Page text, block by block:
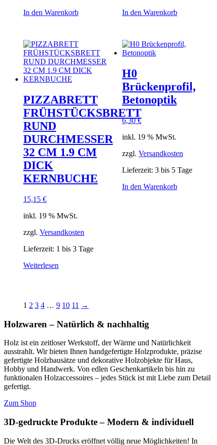
In den Warenkorb In den Warenkorb
PIZZABRETT
FRÜHSTÜCKSBRETT
RUND
DURCHMESSER
32 CM 1.9 CM
DICK
KERNBUCHE
15,15 €
inkl. 19 % MwSt.
zzgl. Versandkosten
Lieferzeit: 1 bis 3 Tage
Weiterlesen
H0
Brückenprofil,
Betonoptik
6,30€
inkl. 19 % MwSt.
zzgl. Versandkosten
Lieferzeit: 3 bis 5 Tage
In den Warenkorb
1 2 3 4 … 9 10 11 →
Holzwaren – Natürlich & nachhaltig
Holz ist ein zeitloser Werkstoff, der Wärme und Natürlichkeit
ausstrahlt. Wir bieten Ihnen handgefertigte Holzprodukte, präzise
gefertigte Holzbausätze und dekorative Holzobjekte für Haus,
Hobby und Handwerk. Von edlen Geschenkartikeln bis hin zu
funktionalen Holzaccessoires – jedes Stück ist mit Liebe zum Detail
gefertigt.
Zum Shop
3D-gedruckte Produkte – Modern & individuell
Die Welt des 3D-Drucks eröffnet völlig neue Möglichkeiten! In